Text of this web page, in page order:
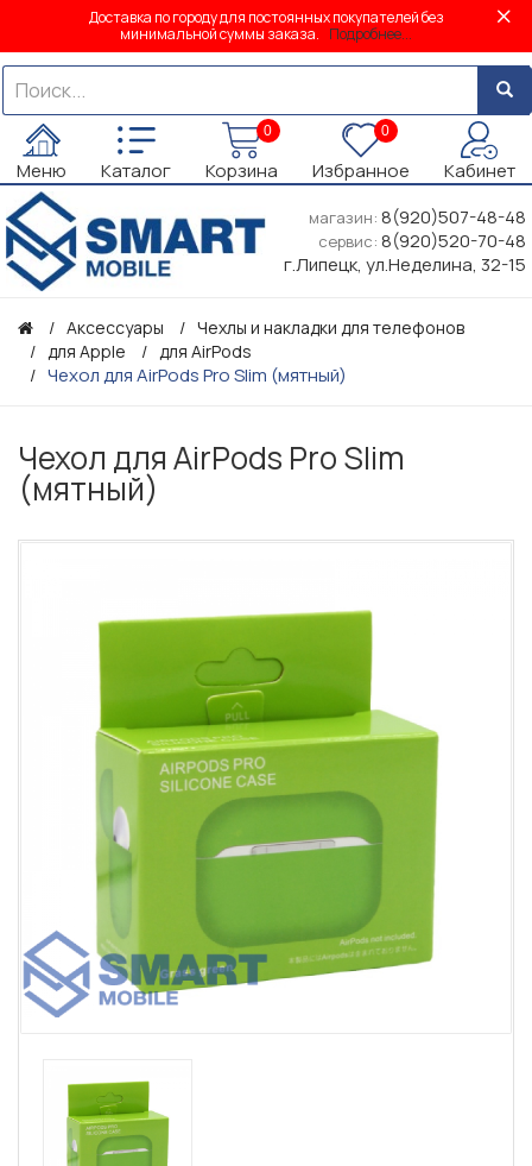
Доставка по городу для постоянных покупателей без
минимальной суммы заказа. Подробнее...
Меню Каталог
0
Корзина
0
Избранное Кабинет
магазин: 8(920)507-48-48
сервис: 8(920)520-70-48
г.Липецк, ул.Неделина, 32-15
Аксессуары
Чехлы и накладки для телефонов
для Apple
для AirPods
Чехол для AirPods Pro Slim (мятный)
Чехол для AirPods Pro Slim
(мятный)